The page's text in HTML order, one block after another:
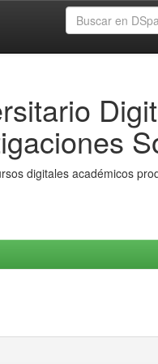
digitales académicos